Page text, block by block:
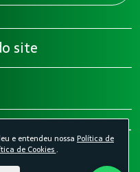
site
do Trabalho 2026 -
Política de Privacidade.
por Agência Kombi
e entendeu nossa Política de
de Cookies.